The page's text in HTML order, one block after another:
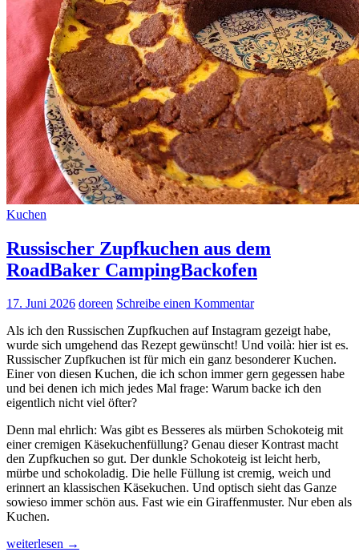
Kuchen
Russischer Zupfkuchen aus dem
RoadBaker CampingBackofen
17. Juni 2026 doreen Schreibe einen Kommentar
Als ich den Russischen Zupfkuchen auf Instagram gezeigt habe,
wurde sich umgehend das Rezept gewünscht! Und voilà: hier ist es.
Russischer Zupfkuchen ist für mich ein ganz besonderer Kuchen.
Einer von diesen Kuchen, die ich schon immer gern gegessen habe
und bei denen ich mich jedes Mal frage: Warum backe ich den
eigentlich nicht viel öfter?
Denn mal ehrlich: Was gibt es Besseres als mürben Schokoteig mit
einer cremigen Käsekuchenfüllung? Genau dieser Kontrast macht
den Zupfkuchen so gut. Der dunkle Schokoteig ist leicht herb,
mürbe und schokoladig. Die helle Füllung ist cremig, weich und
erinnert an klassischen Käsekuchen. Und optisch sieht das Ganze
sowieso immer schön aus. Fast wie ein Giraffenmuster. Nur eben als
Kuchen.
Russischer
weiterlesen →